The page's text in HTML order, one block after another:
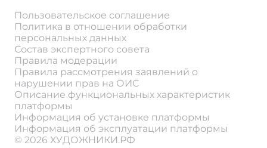
Пользовательское соглашение
Политика в отношении обработки
персональных данных
Состав экспертного совета
Правила модерации
Правила рассмотрения заявлений о
нарушении прав на ОИС
Описание функциональных характеристик
платформы
Информация об установке платформы
Информация об эксплуатации платформы
© 2026 ХУДОЖНИКИ.РФ